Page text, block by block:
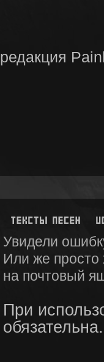
Увидели
Или же просто
на почтовый
При